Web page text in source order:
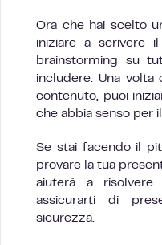
Ora che hai scelto
iniziare a scrivere
brainstorming su
includere. Una volta
contenuto, puoi
che abbia senso per
Se stai facendo il
provare la tua
aiuterà a
assicurarti di
sicurezza.